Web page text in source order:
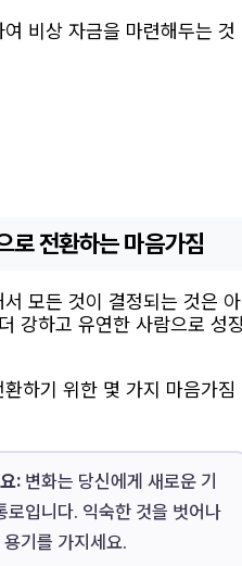
비상 자금을 마련해두는 것
로 전환하는 마음가짐
모든 것이 결정되는 것은 아
강하고 유연한 사람으로 성
하기 위한 몇 가지 마음가짐
:변화는 당신에게 새로운 기
로입니다. 익숙한 것을 벗어나
기를 가지세요.